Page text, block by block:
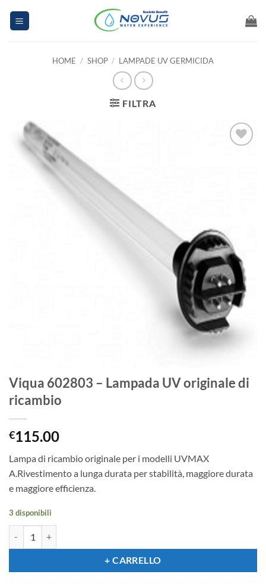
HOME / SHOP / LAMPADE UV GERMICIDA
FILTRA
Viqua 602803 – Lampada UV originale di
ricambio
€115.00
Lampa di ricambio originale per i modelli UVMAX
A.Rivestimento a lunga durata per stabilità, maggiore durata
e maggiore efficienza.
3 disponibili
+ CARRELLO